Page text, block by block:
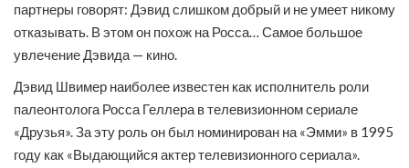
партнеры говорят: Дэвид слишком добрый и не умеет никому
отказывать. В этом он похож на Росса… Самое большое
увлечение Дэвида — кино.
Дэвид Швимер наиболее известен как исполнитель роли
палеонтолога Росса Геллера в телевизионном сериале
«Друзья». За эту роль он был номинирован на «Эмми» в 1995
году как «Выдающийся актер телевизионного сериала».